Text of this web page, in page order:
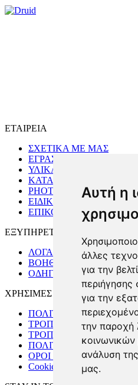
Αυτή η
άλλες
για την
περιήγησης
για την
την παροχή
ανάλυση
μας.
ΕΤΑΙΡΕΙΑ
ΣΧΕΤΙΚΑ ΜΕ ΜΑΣ
ΕΓΡΑΣΤΗΡΙΟ
ΥΛΙΚΑ
ΚΑΤΑΣΤΗΜΑ
PHOTO GALLERY
ΕΙΔΙΚΗ ΠΑΡΑΓΓΕΛΙΑ
ΕΠΙΚΟΙΝΩΝΙΑ
ΕΞΥΠΗΡΕΤΗΣΗ ΠΕΛΑΤΩΝ
ΛΟΓΑΡΙΑΣΜΟΣ
ΒΟΗΘΕΙΑ & ΣΥΝΗΘΕΙΣ
ΟΔΗΓΟΣ ΜΕΓΕΘΩΝ
ΧΡΗΣΙΜΕΣ ΠΛΗΡΟΦΟΡΙΕΣ
ΠΟΛΙΤΙΚΗ ΕΠΙΣΤΡΟΦΩΝ
ΤΡΟΠΟΙ ΑΠΟΣΤΟΛΗΣ
ΤΡΟΠΟΙ ΠΛΗΡΩΜΗΣ
ΠΟΛΙΤΙΚΗ ΑΣΦΑΛΕΙΑΣ
ΟΡΟΙ ΧΡΗΣΗΣ
Cookies preferences